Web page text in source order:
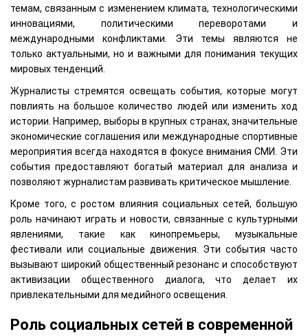
темам, связанным с изменением климата, технологическими
инновациями, политическими переворотами и
международными конфликтами. Эти темы являются не
только актуальными, но и важными для понимания текущих
мировых тенденций.
Журналисты стремятся освещать события, которые могут
повлиять на большое количество людей или изменить ход
истории. Например, выборы в крупных странах, значительные
экономические соглашения или международные спортивные
мероприятия всегда находятся в фокусе внимания СМИ. Эти
события предоставляют богатый материал для анализа и
позволяют журналистам развивать критическое мышление.
Кроме того, с ростом влияния социальных сетей, большую
роль начинают играть и новости, связанные с культурными
явлениями, такие как кинопремьеры, музыкальные
фестивали или социальные движения. Эти события часто
вызывают широкий общественный резонанс и способствуют
активизации общественного диалога, что делает их
привлекательными для медийного освещения.
Роль социальных сетей в современной